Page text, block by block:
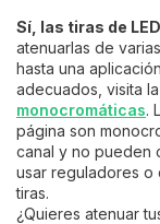
Sí, las tiras de
atenuarlas de
hasta una
adecuados, visita
monocromáticas.
página son
canal y no pueden
usar reguladores o
tiras.
¿Quieres atenuar